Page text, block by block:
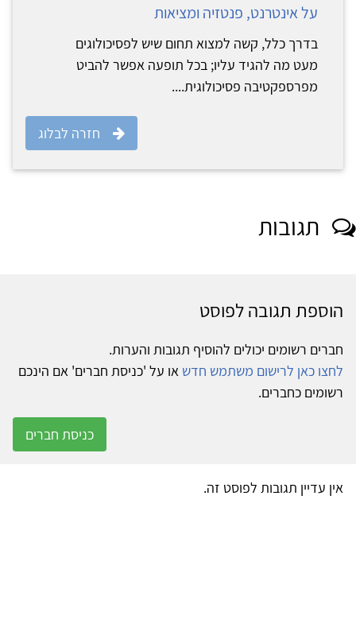
על אינטרנט, פנטזיה ומציאות
בדרך כלל, קשה למצוא תחום שיש לפסיכולוגים
מעט מה להגיד עליו; בכל תופעה אפשר להביט
מפרספקטיבה פסיכולוגית....
חזרה לבלוג
תגובות
הוספת תגובה לפוסט
חברים רשומים יכולים להוסיף תגובות והערות.
לחצו כאן לרישום משתמש חדש או על 'כניסת חברים' אם הינכם
רשומים כחברים.
כניסת חברים
אין עדיין תגובות לפוסט זה.